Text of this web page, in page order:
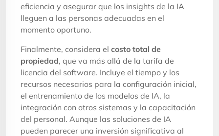
eficiencia y asegurar que los insights de la IA
lleguen a las personas adecuadas en el
momento oportuno.
Finalmente, considera el costo total de
propiedad, que va más allá de la tarifa de
licencia del software. Incluye el tiempo y los
recursos necesarios para la configuración inicial,
el entrenamiento de los modelos de IA, la
integración con otros sistemas y la capacitación
del personal. Aunque las soluciones de IA
pueden parecer una inversión significativa al